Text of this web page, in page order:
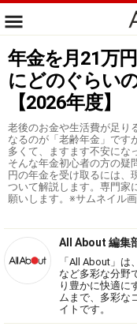
年金を月21万
にどのぐらい
【2026年度】
老後のお金や生活費が足り
なるのが「老齢年金」です
多くて、ますます不安にな
そんな年金初心者の方の疑
円の年金を受け取るには、
ついて解説します。専門家
願いします。※サムネイル
All About 編集
「All About」
など多彩な分野
り豊かに快適に
ムまで、多彩な
イトです。